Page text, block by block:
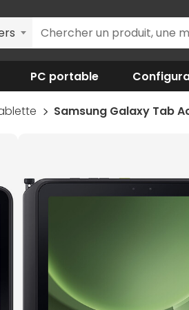
PC portable
Samsung Galaxy Tab